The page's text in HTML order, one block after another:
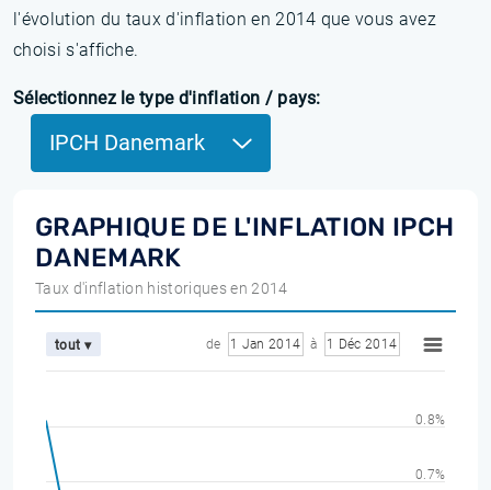
l'évolution du taux d'inflation en 2014 que vous avez
choisi s'affiche.
Sélectionnez le type d'inflation / pays:
IPCH Danemark
GRAPHIQUE DE L'INFLATION IPCH
DANEMARK
Taux d'inflation historiques en 2014
tout ▾ de 1 Jan 2014 à 1 Déc 2014
0.7%
0.8%